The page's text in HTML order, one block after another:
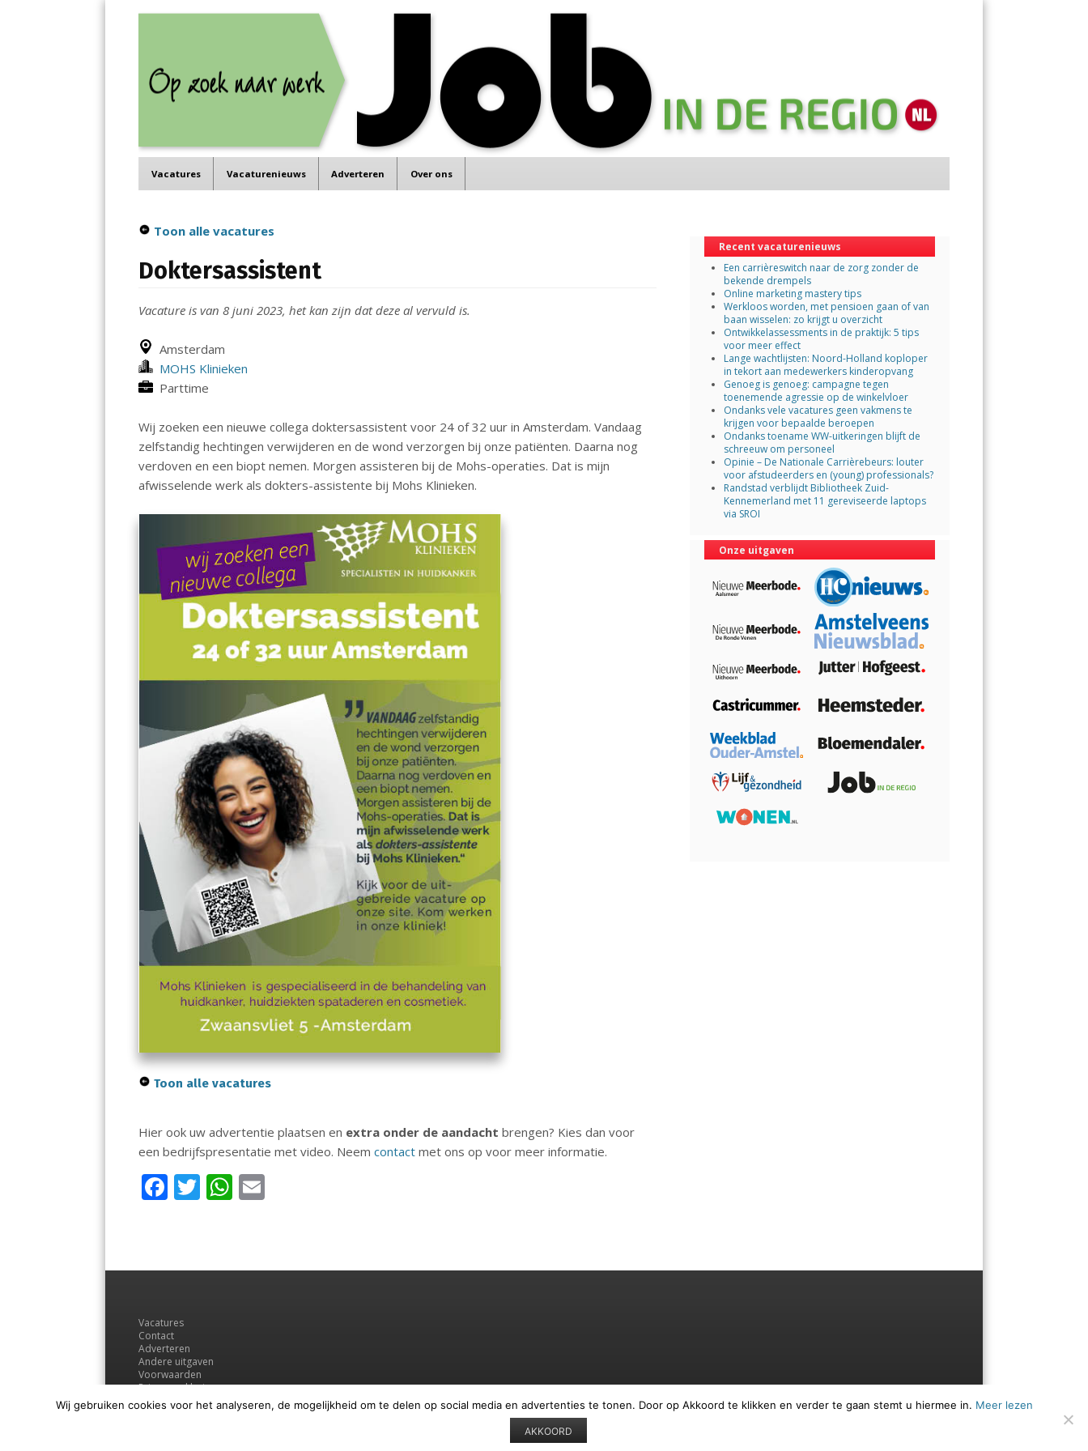
Menu
Vacatures Vacaturenieuws Adverteren Over ons
Toon alle vacatures
Doktersassistent
Vacature is van 8 juni 2023, het kan zijn dat deze al vervuld is.
Amsterdam
MOHS Klinieken
Parttime
Wij zoeken een nieuwe collega doktersassistent voor 24 of 32 uur in Amsterdam. Vandaag
zelfstandig hechtingen verwijderen en de wond verzorgen bij onze patiënten. Daarna nog
verdoven en een biopt nemen. Morgen assisteren bij de Mohs-operaties. Dat is mijn
afwisselende werk als dokters-assistente bij Mohs Klinieken.
Toon alle vacatures
Hier ook uw advertentie plaatsen en extra onder de aandacht brengen? Kies dan voor
een bedrijfspresentatie met video. Neemcontact met ons op voor meer informatie.
F
b
o
k
T
er
W
s l
Recent vacaturenieuws
Een carrièreswitch naar de zorg zonder de
bekende drempels
Online marketing mastery tips
Werkloos worden, met pensioen gaan of van
baan wisselen: zo krijgt u overzicht
Ontwikkelassessments in de praktijk: 5 tips
voor meer effect
Lange wachtlijsten: Noord-Holland koploper
in tekort aan medewerkers kinderopvang
Genoeg is genoeg: campagne tegen
toenemende agressie op de winkelvloer
Ondanks vele vacatures geen vakmens te
krijgen voor bepaalde beroepen
Ondanks toename WW-uitkeringen blijft de
schreeuw om personeel
Opinie – De Nationale Carrièrebeurs: louter
voor afstudeerders en (young) professionals?
Randstad verblijdt Bibliotheek Zuid-
Kennemerland met 11 gereviseerde laptops
via SROI
Onze uitgaven
Vacatures
Contact
Adverteren
Andere uitgaven
Voorwaarden
Privacyverklaring
Wij gebruiken cookies voor het analyseren, de mogelijkheid om te delen op social media en advertenties te tonen. Door op Akkoord te klikken en verder te gaan stemt u hiermee in. Meer lezen
AKKOORD